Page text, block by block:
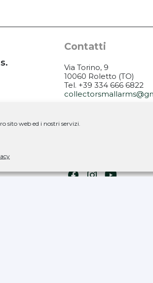
sito web ed i nostri servizi.
Contatti
Via Torino, 9
10060 Roletto (TO)
Tel. +39 334 666 6822
MARTEDÌ: 14.30-18.30
SABATO: 9.30-13.00 /